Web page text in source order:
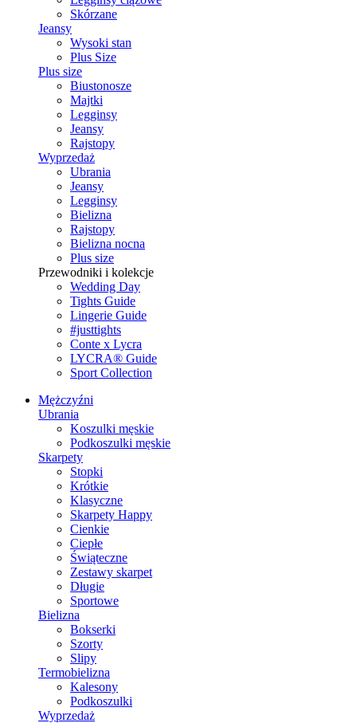
Skórzane
Jeansy
Wysoki stan
Plus Size
Plus size
Biustonosze
Majtki
Legginsy
Jeansy
Rajstopy
Wyprzedaż
Ubrania
Jeansy
Legginsy
Bielizna
Rajstopy
Bielizna nocna
Plus size
Przewodniki i kolekcje
Wedding Day
Tights Guide
Lingerie Guide
#justtights
Conte x Lycra
LYCRA® Guide
Sport Сollection
Mężczyźni
Ubrania
Koszulki męskie
Podkoszulki męskie
Skarpety
Stopki
Krótkie
Klasyczne
Skarpety Happy
Cienkie
Ciepłe
Świąteczne
Zestawy skarpet
Długie
Sportowe
Bielizna
Bokserki
Szorty
Slipy
Termobielizna
Kalesony
Podkoszulki
Wyprzedaż